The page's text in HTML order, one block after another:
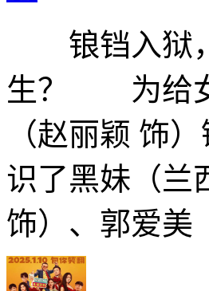
锒铛入狱，
生？ 为给女
（赵丽颖 饰
识了黑妹（兰
饰）、郭爱美